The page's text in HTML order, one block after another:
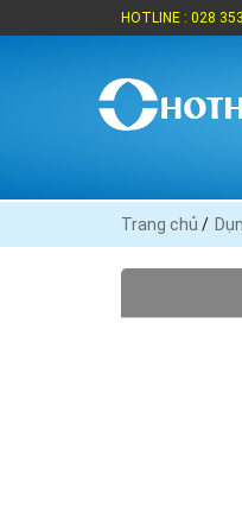
HOTLINE : 028
Trang chủ /